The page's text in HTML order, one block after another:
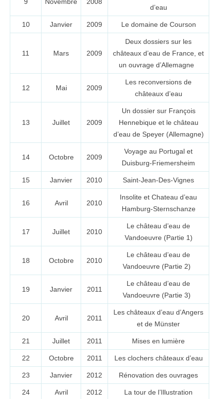
d’eau
10 Janvier 2009 Le domaine de Courson
11 Mars 2009
Deux dossiers sur les
châteaux d’eau de France, et
un ouvrage d’Allemagne
12 Mai 2009
Les reconversions de
châteaux d’eau
13 Juillet 2009
Un dossier sur François
Hennebique et le château
d’eau de Speyer (Allemagne)
14 Octobre 2009
Voyage au Portugal et
Duisburg-Friemersheim
15 Janvier 2010 Saint-Jean-Des-Vignes
16 Avril 2010
Insolite et Chateau d’eau
Hamburg-Sternschanze
17 Juillet 2010
Le château d’eau de
Vandoeuvre (Partie 1)
18 Octobre 2010
Le château d’eau de
Vandoeuvre (Partie 2)
19 Janvier 2011
Le château d’eau de
Vandoeuvre (Partie 3)
20 Avril 2011
Les châteaux d’eau d’Angers
et de Münster
21 Juillet 2011 Mises en lumière
22 Octobre 2011 Les clochers châteaux d’eau
23 Janvier 2012 Rénovation des ouvrages
24 Avril 2012 La tour de l’Illustration